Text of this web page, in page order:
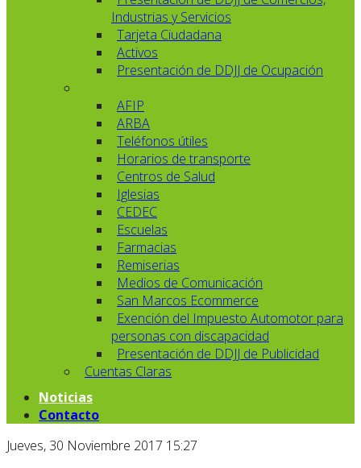
Industrias y Servicios
Tarjeta Ciudadana
Activos
Presentación de DDJJ de Ocupación
AFIP
ARBA
Teléfonos útiles
Horarios de transporte
Centros de Salud
Iglesias
CEDEC
Escuelas
Farmacias
Remiserias
Medios de Comunicación
San Marcos Ecommerce
Exención del Impuesto Automotor para
personas con discapacidad
Presentación de DDJJ de Publicidad
Cuentas Claras
Noticias
Contacto
Jueves, 30 Noviembre 2017 15:27